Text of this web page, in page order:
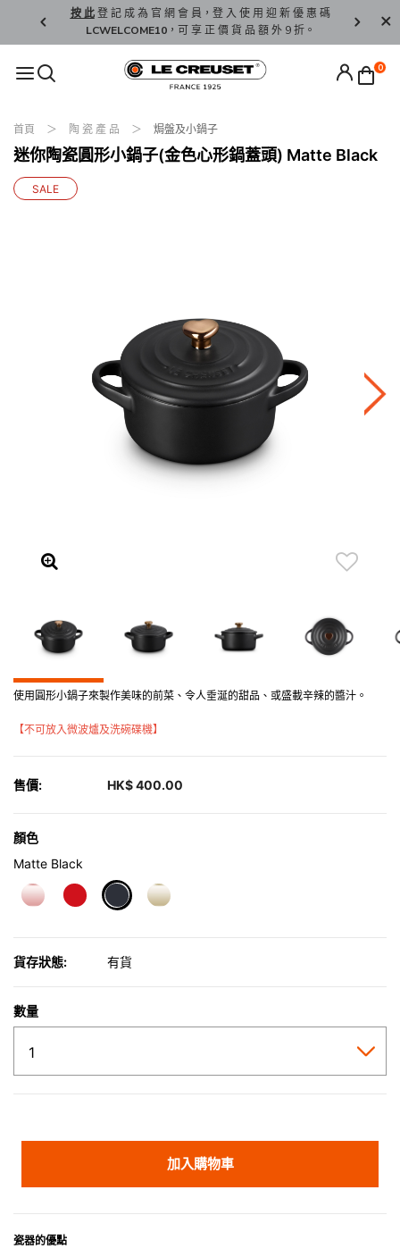
按 此登 記 成 為 官 網 會 員，登 入 使 用 迎 新 優 惠 碼
LCWELCOME10，可 享 正 價 貨 品 額 外 9 折。
香 港 / 澳
0
首頁 陶 瓷 產 品 焗盤及小鍋子
迷你陶瓷圓形小鍋子(金色心形鍋蓋頭) Matte Black
SALE
使用圓形小鍋子來製作美味的前菜、令人垂涎的甜品、或盛載辛辣的醬汁。
【不可放入微波爐及洗碗碟機】
售價: HK$ 400.00
顏色
Matte Black
貨存狀態: 有貨
數量
加入購物車
瓷器的優點